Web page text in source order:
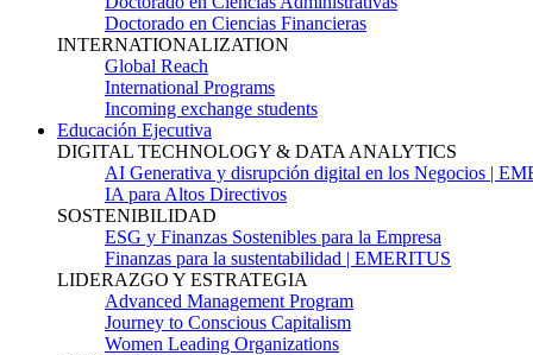
Doctorado en Ciencias Financieras
INTERNATIONALIZATION
Global Reach
International Programs
Incoming exchange students
Educación Ejecutiva
DIGITAL TECHNOLOGY & DATA ANALYTICS
AI Generativa y disrupción digital en los Negocios |
IA para Altos Directivos
SOSTENIBILIDAD
ESG y Finanzas Sostenibles para la Empresa
Finanzas para la sustentabilidad | EMERITUS
LIDERAZGO Y ESTRATEGIA
Advanced Management Program
Journey to Conscious Capitalism
Women Leading Organizations